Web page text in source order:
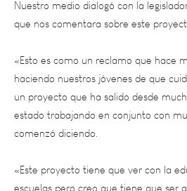
«Esto es como un reclamo que hace
haciendo nuestros jóvenes de que
un proyecto que ha salido desde
estado trabajando en conjunto con
comenzó diciendo.
«Este proyecto tiene que ver con la
escuelas pero creo que tiene que